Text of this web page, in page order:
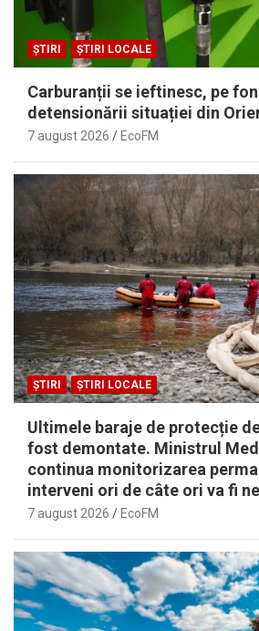
ȘTIRI ȘTIRI LOCALE
Carburanții se ieftinesc, pe
detensionării situației din
7 august 2026 EcoFM
ȘTIRI ȘTIRI LOCALE
Ultimele baraje de protecție
fost demontate. Ministrul
continua monitorizarea
interveni ori de câte ori va fi
7 august 2026 EcoFM